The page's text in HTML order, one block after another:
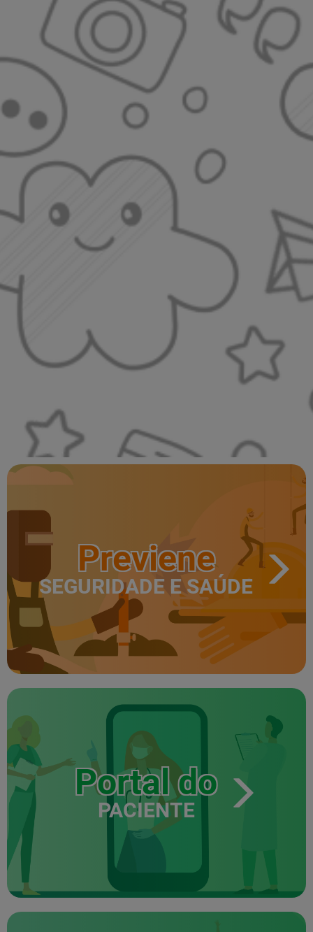
Previene
SEGURIDADE E SAÚDE
Portal do
PACIENTE